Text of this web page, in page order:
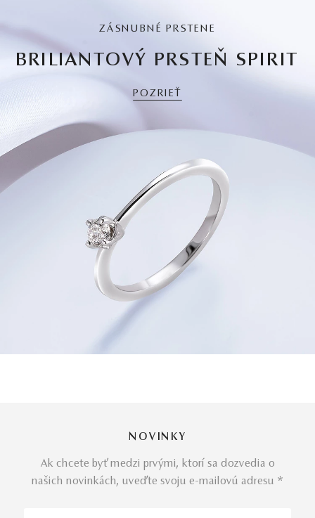
ZÁSNUBNÉ PRSTENE
BRILIANTOVÝ PRSTEŇ SPIRIT
POZRIEŤ
NOVINKY
Ak chcete byť medzi prvými, ktorí sa dozvedia o
našich novinkách, uveďte svoju e-mailovú adresu *